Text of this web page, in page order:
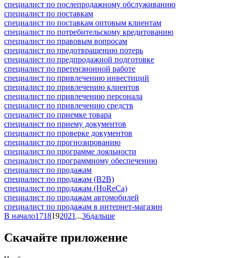
специалист по послепродажному обслуживанию
специалист по поставкам
специалист по поставкам оптовым клиентам
специалист по потребительскому кредитованию
специалист по правовым вопросам
специалист по предотвращению потерь
специалист по предпродажной подготовке
специалист по претензионной работе
специалист по привлечению инвестиций
специалист по привлечению клиентов
специалист по привлечению персонала
специалист по привлечению средств
специалист по приемке товара
специалист по приему документов
специалист по проверке документов
специалист по прогнозированию
специалист по программе лояльности
специалист по программному обеспечению
специалист по продажам
специалист по продажам (B2B)
специалист по продажам (HoReCa)
специалист по продажам автомобилей
специалист по продажам в интернет-магазин
В начало1718192021 ...36дальше
Скачайте приложение